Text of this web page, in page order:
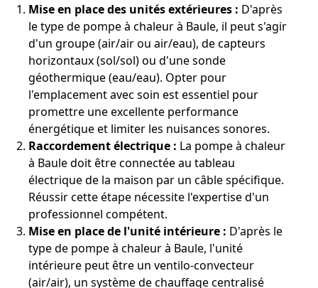
Mise en place des unités extérieures : D'après
le type de pompe à chaleur à Baule, il peut s'agir
d'un groupe (air/air ou air/eau), de capteurs
horizontaux (sol/sol) ou d'une sonde
géothermique (eau/eau). Opter pour
l'emplacement avec soin est essentiel pour
promettre une excellente performance
énergétique et limiter les nuisances sonores.
Raccordement électrique : La pompe à chaleur
à Baule doit être connectée au tableau
électrique de la maison par un câble spécifique.
Réussir cette étape nécessite l'expertise d'un
professionnel compétent.
Mise en place de l'unité intérieure : D'après le
type de pompe à chaleur à Baule, l'unité
intérieure peut être un ventilo-convecteur
(air/air), un système de chauffage centralisé